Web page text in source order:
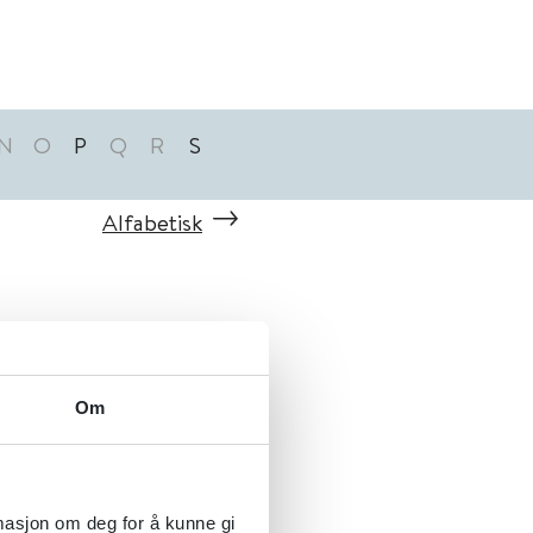
Om
om deg for å kunne gi
N O P Q R S
Alfabetisk